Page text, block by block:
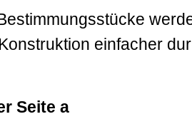
einfacher
Seite a